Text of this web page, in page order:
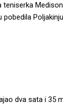
teniserka
pobedila
dva sata i 35